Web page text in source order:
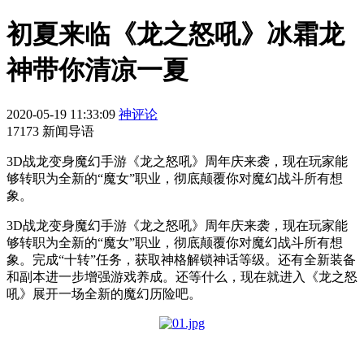
初夏来临《龙之怒吼》冰霜龙
神带你清凉一夏
2020-05-19 11:33:09 神评论
17173 新闻导语
3D战龙变身魔幻手游《龙之怒吼》周年庆来袭，现在玩家能
够转职为全新的“魔女”职业，彻底颠覆你对魔幻战斗所有想
象。
3D战龙变身魔幻手游《龙之怒吼》周年庆来袭，现在玩家能
够转职为全新的“魔女”职业，彻底颠覆你对魔幻战斗所有想
象。完成“十转”任务，获取神格解锁神话等级。还有全新装备
和副本进一步增强游戏养成。还等什么，现在就进入《龙之怒
吼》展开一场全新的魔幻历险吧。